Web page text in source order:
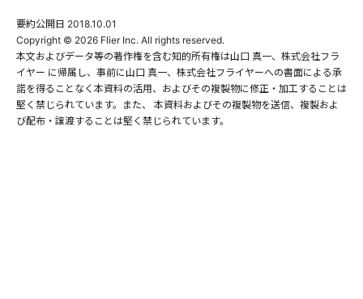
要約公開日 2018.10.01
Copyright © 2026 Flier Inc. All rights reserved.
本文およびデータ等の著作権を含む知的所有権は山口 真一、株式会社フラ
イヤー に帰属し、事前に山口 真一、株式会社フライヤーへの書面による承
諾を得ることなく本資料の活用、およびその複製物に修正・加工することは
堅く禁じられています。また、 本資料およびその複製物を送信、複製およ
び配布・譲渡することは堅く禁じられています。